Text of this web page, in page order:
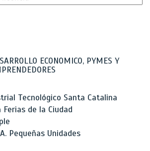
ECONOMICO, PYMES Y
Tecnológico Santa Catalina
Ferias de la Ciudad
Pequeñas Unidades